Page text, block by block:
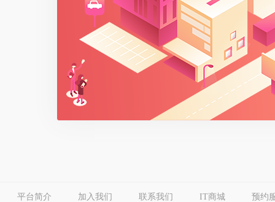
平台简介 加入我们 联系我们 IT商城 预约